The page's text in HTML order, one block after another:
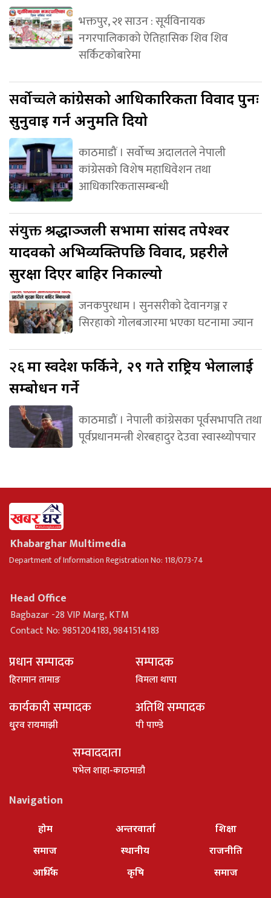
भक्तपुर, २१ साउन : सूर्यविनायक
नगरपालिकाको ऐतिहासिक शिव शिव
सर्किटकोबारेमा
सर्वोच्चलेकांग्रेसको आधिकारिकता विवाद पुनः
सुनुवाइ गर्न अनुमति दियो
काठमाडौं । सर्वोच्च अदालतले नेपाली
कांग्रेसको विशेष महाधिवेशन तथा
आधिकारिकतासम्बन्धी
संयुक्तश्रद्धाञ्जली सभामा सांसद तपेश्वर
यादवको अभिव्यक्तिपछि विवाद, प्रहरीले
सुरक्षा दिएर बाहिर निकाल्यो
जनकपुरधाम । सुनसरीको देवानगञ्ज र
सिरहाको गोलबजारमा भएका घटनामा ज्यान
२६मा स्वदेश फर्किने, २९ गते राष्ट्रिय भेलालाई
सम्बोधन गर्ने
काठमाडौं । नेपाली कांग्रेसका पूर्वसभापति तथा
पूर्वप्रधानमन्त्री शेरबहादुर देउवा स्वास्थ्योपचार
Khabarghar Multimedia
Department of Information Registration No: 118/073-74
Head Office
Bagbazar -28 VIP Marg, KTM
Contact No: 9851204183, 9841514183
प्रधान सम्पादक
हिरामान तामाङ
सम्पादक
विमला थापा
कार्यकारी सम्पादक
धु्रव रायमाझी
अतिथि सम्पादक
पी पाण्डे
सम्वाददाता
पभेल शाहा-काठमाडौ
Navigation
होम
समाज
आर्थिक
अन्तरवार्ता
स्थानीय
कृषि
शिक्षा
राजनीति
समाज